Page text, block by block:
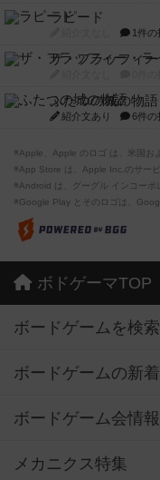
ラピード
1件の
ザ・フラッフィー
ふたつの城の物語
紹介文あり 6件の
※Apple、Apple のロゴ は、米国お
※App Store は、Apple Inc.のサービ
※Android は、グーグル インコーポ
※Google Play とそのロゴは、
ボドゲーマTOP
ボードゲームを検
ボードゲームの新
ボードゲーム会情報
メカニクス特集